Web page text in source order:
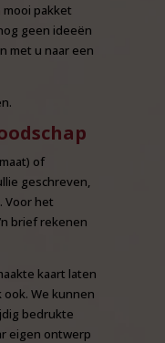
pakket
geen ideeën
met u naar een
of
geschreven,
Voor het
brief rekenen
kaart laten
We kunnen
bedrukte
eigen ontwerp